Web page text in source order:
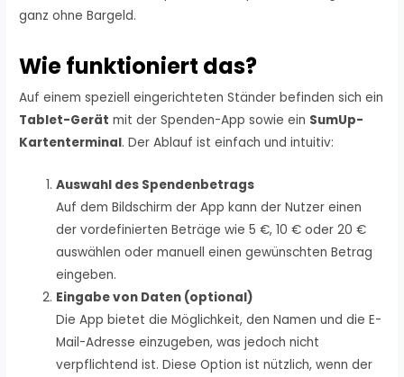
ganz ohne Bargeld.
Wie funktioniert das?
Auf einem speziell eingerichteten Ständer befinden sich ein
Tablet-Gerät mit der Spenden-App sowie ein SumUp-
Kartenterminal. Der Ablauf ist einfach und intuitiv:
Auswahl des Spendenbetrags
Auf dem Bildschirm der App kann der Nutzer einen
der vordefinierten Beträge wie 5 €, 10 € oder 20 €
auswählen oder manuell einen gewünschten Betrag
eingeben.
Eingabe von Daten (optional)
Die App bietet die Möglichkeit, den Namen und die E-
Mail-Adresse einzugeben, was jedoch nicht
verpflichtend ist. Diese Option ist nützlich, wenn der